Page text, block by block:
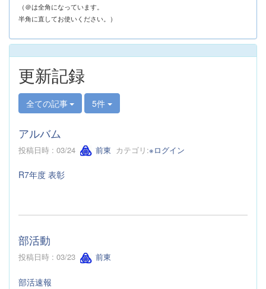
（＠は全角になっています。
半角に直してお使いください。）
更新記録
全ての記事 5件
アルバム
投稿日時 : 03/24 前東 カテゴリ:※ログイン
R7年度 表彰
部活動
投稿日時 : 03/23 前東
部活速報